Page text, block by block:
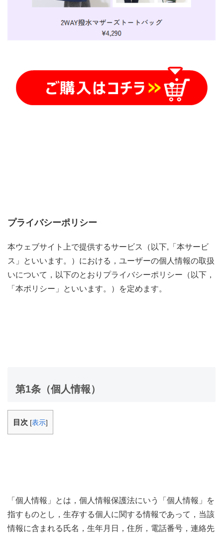
プライバシーポリシー
本ウェブサイト上で提供するサービス（以下,「本サービ
ス」といいます。）における，ユーザーの個人情報の取扱
いについて，以下のとおりプライバシーポリシー（以下，
「本ポリシー」といいます。）を定めます。
第1条（個人情報）
目次 [表示]
「個人情報」とは，個人情報保護法にいう「個人情報」を
指すものとし，生存する個人に関する情報であって，当該
情報に含まれる氏名，生年月日，住所，電話番号，連絡先